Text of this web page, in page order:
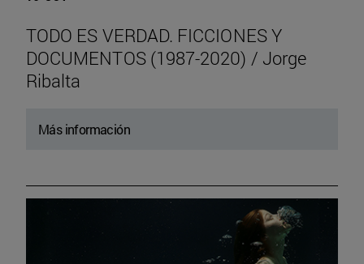
TODO ES VERDAD. FICCIONES Y
DOCUMENTOS (1987-2020) / Jorge
Ribalta
Más información